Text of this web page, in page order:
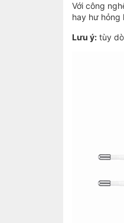
Với công
hay hư hỏng
Lưu ý: tùy